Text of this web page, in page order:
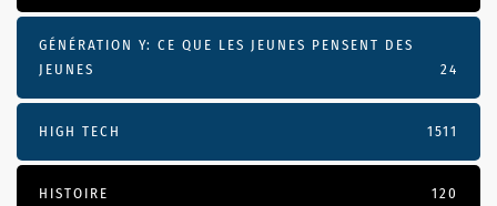
GÉNÉRATION Y: CE QUE LES JEUNES PENSENT DES
JEUNES
24
HIGH TECH 1511
HISTOIRE 120